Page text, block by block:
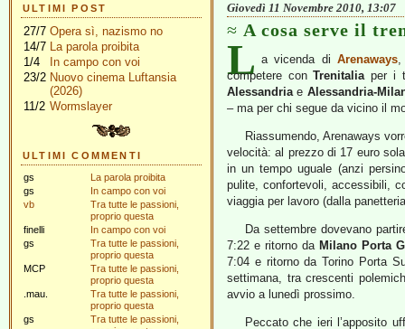
ULTIMI POST
27/7 Opera sì, nazismo no
14/7 La parola proibita
1/4
In campo con voi
23/2 Nuovo cinema Luftansia
(2026)
11/2 Wormslayer
ULTIMI COMMENTI
gs
La parola proibita
gs
In campo con voi
vb
Tra tutte le passioni,
proprio questa
finelli
In campo con voi
gs
Tra tutte le passioni,
proprio questa
MCP
Tra tutte le passioni,
proprio questa
.mau.
Tra tutte le passioni,
proprio questa
gs
Tra tutte le passioni,
Giovedì 11 Novembre 2010, 13:07
A cosa serve il
L a vicenda diArenaways,
competere conTrenitaliaper i
Alessandriae Alessandria-
– ma per chi segue da vicino il
Riassumendo, Arenaways
velocità: al prezzo di 17 euro
in un tempo uguale (anzi
pulite, confortevoli, accessibili,
viaggia per lavoro (dalla
Da settembre dovevano
7:22 e ritorno da Milano Porta
7:04 e ritorno da Torino Porta
settimana, tra crescenti
avvio a lunedì prossimo.
Peccato che ieri l’apposito